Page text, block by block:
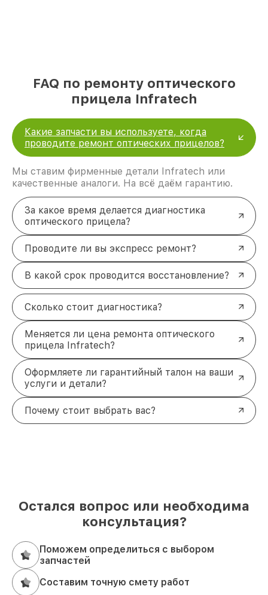
FAQ по ремонту оптического
прицела Infratech
Какие запчасти вы используете, когда
проводите ремонт оптических прицелов?
Мы ставим фирменные детали Infratech или
качественные аналоги. На всё даём гарантию.
За какое время делается диагностика
оптического прицела?
Проводите ли вы экспресс ремонт?
В какой срок проводится восстановление?
Сколько стоит диагностика?
Меняется ли цена ремонта оптического
прицела Infratech?
Оформляете ли гарантийный талон на ваши
услуги и детали?
Почему стоит выбрать вас?
Остался вопрос или необходима
консультация?
Поможем определиться с выбором
запчастей
Составим точную смету работ